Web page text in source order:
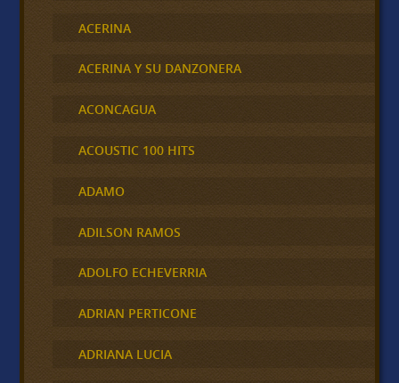
ACERINA
ACERINA Y SU DANZONERA
ACONCAGUA
ACOUSTIC 100 HITS
ADAMO
ADILSON RAMOS
ADOLFO ECHEVERRIA
ADRIAN PERTICONE
ADRIANA LUCIA